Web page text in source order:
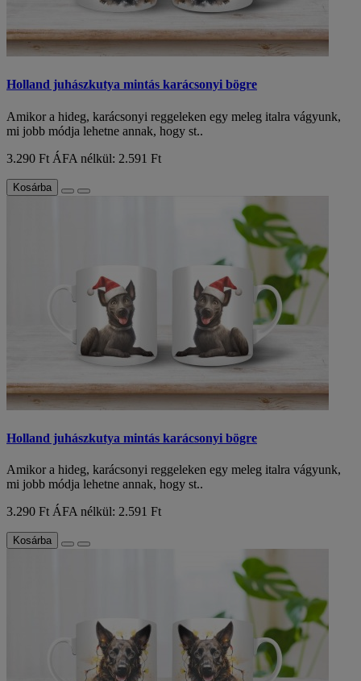
Holland juhászkutya mintás karácsonyi bögre
Amikor a hideg, karácsonyi reggeleken egy meleg italra vágyunk,
mi jobb módja lehetne annak, hogy st..
3.290 Ft ÁFA nélkül: 2.591 Ft
Kosárba
Holland juhászkutya mintás karácsonyi bögre
Amikor a hideg, karácsonyi reggeleken egy meleg italra vágyunk,
mi jobb módja lehetne annak, hogy st..
3.290 Ft ÁFA nélkül: 2.591 Ft
Kosárba